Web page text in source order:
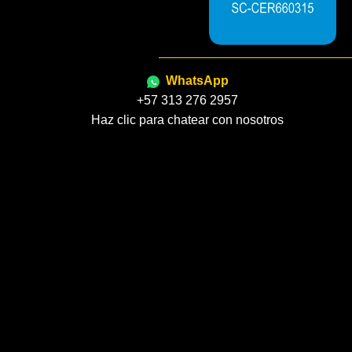
WhatsApp
+57 313 276 2957
Haz clic para chatear con nosotros